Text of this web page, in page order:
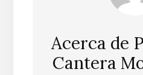
Acerca de
Cantera